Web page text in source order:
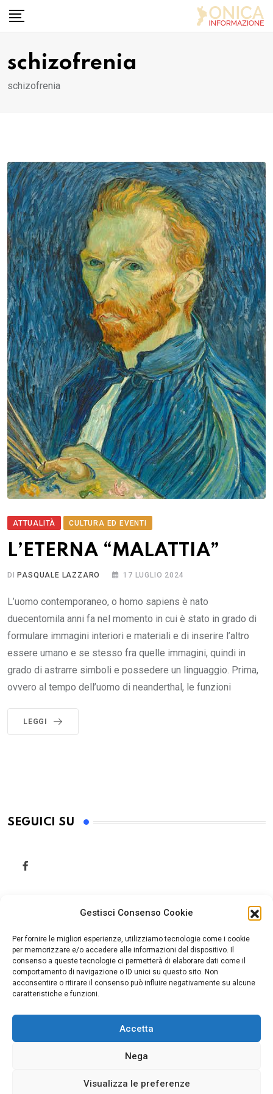
Gestisci Consenso Cookie
Per fornire le migliori esperienze, utilizziamo tecnologie come i cookie
per memorizzare e/o accedere alle informazioni del dispositivo. Il
consenso a queste tecnologie ci permetterà di elaborare dati come il
comportamento di navigazione o ID unici su questo sito. Non
acconsentire o ritirare il consenso può influire negativamente su alcune
caratteristiche e funzioni.
Accetta
Nega
Visualizza le preferenze
Skip
schizofrenia
schizofrenia
ATTUALITÀ CULTURA ED EVENTI
L’ETERNA “MALATTIA”
DI PASQUALE LAZZARO 17 LUGLIO 2024
L’uomo contemporaneo, o homo sapiens è nato
duecentomila anni fa nel momento in cui è stato in grado di
formulare immagini interiori e materiali e di inserire l’altro
essere umano e se stesso fra quelle immagini, quindi in
grado di astrarre simboli e possedere un linguaggio. Prima,
ovvero al tempo dell’uomo di neanderthal, le funzioni
LEGGI
SEGUICI SU
Home Cookie Policy (UE)